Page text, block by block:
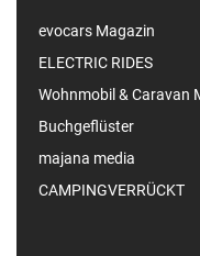
evocars Magazin
ELECTRIC RIDES
Wohnmobil & Caravan
Buchgeflüster
majana media
CAMPINGVERRÜCKT